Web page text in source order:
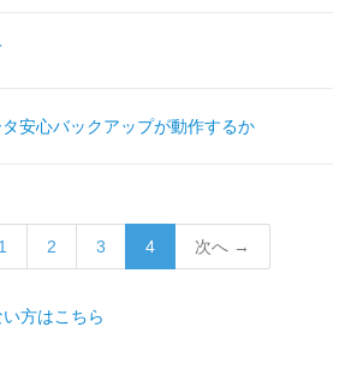
安心バックアップが動作するか
1 2 3 4 次へ →
方はこちら